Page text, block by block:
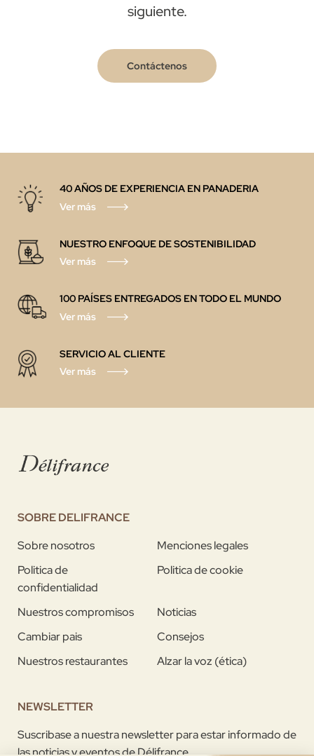
siguiente.
Contáctenos
40 AÑOS DE EXPERIENCIA EN PANADERIA
Ver más
NUESTRO ENFOQUE DE SOSTENIBILIDAD
Ver más
100 PAÍSES ENTREGADOS EN TODO EL MUNDO
Ver más
SERVICIO AL CLIENTE
Ver más
SOBRE DELIFRANCE
Sobre nosotros
Menciones legales
Politica de
confidentialidad
Politica de cookie
Nuestros compromisos
Noticias
Cambiar pais
Consejos
Nuestros restaurantes
Alzar la voz (ética)
NEWSLETTER
Suscribase a nuestra newsletter para estar informado de
las noticias y eventos de Délifrance